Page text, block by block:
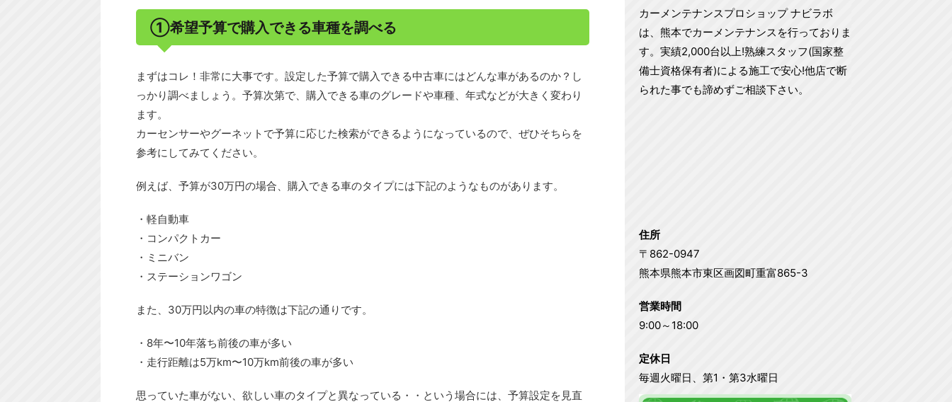
①希望予算で購入できる車種を調べる
まずはコレ！非常に大事です。設定した予算で購入できる中古車にはどんな車があるのか？し
っかり調べましょう。予算次第で、購入できる車のグレードや車種、年式などが大きく変わり
ます。
カーセンサーやグーネットで予算に応じた検索ができるようになっているので、ぜひそちらを
参考にしてみてください。
例えば、予算が30万円の場合、購入できる車のタイプには下記のようなものがあります。
・軽自動車
・コンパクトカー
・ミニバン
・ステーションワゴン
また、30万円以内の車の特徴は下記の通りです。
・8年〜10年落ち前後の車が多い
・走行距離は5万km〜10万km前後の車が多い
思っていた車がない、欲しい車のタイプと異なっている・・という場合には、予算設定を見直
カーメンテナンスプロショップ ナビラボ
は、熊本でカーメンテナンスを行っておりま
す。実績2,000台以上!熟練スタッフ(国家整
備士資格保有者)による施工で安心!他店で断
られた事でも諦めずご相談下さい。
住所
〒862-0947
熊本県熊本市東区画図町重富865-3
営業時間
9:00～18:00
定休日
毎週火曜日、第1・第3水曜日